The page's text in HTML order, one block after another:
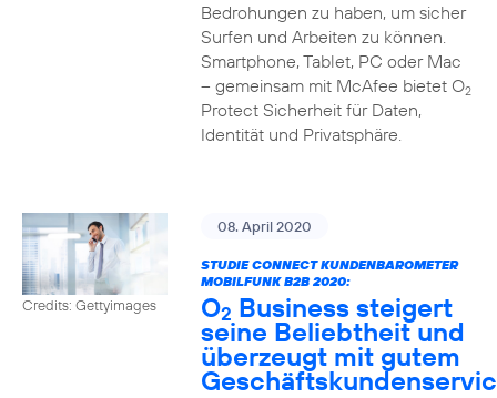
Bedrohungen zu haben, um sicher
Surfen und Arbeiten zu können.
Smartphone, Tablet, PC oder Mac
– gemeinsam mit McAfee bietet O2
Protect Sicherheit für Daten,
Identität und Privatsphäre.
Credits: Gettyimages
08. April 2020
STUDIE CONNECT KUNDENBAROMETER
MOBILFUNK B2B 2020:
O2 Business steigert
seine Beliebtheit und
überzeugt mit gutem